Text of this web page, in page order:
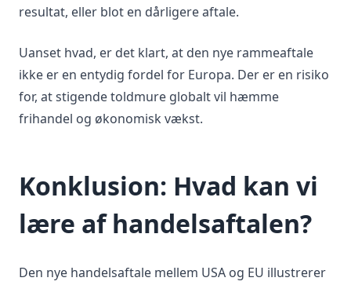
resultat, eller blot en dårligere aftale.
Uanset hvad, er det klart, at den nye rammeaftale
ikke er en entydig fordel for Europa. Der er en risiko
for, at stigende toldmure globalt vil hæmme
frihandel og økonomisk vækst.
Konklusion: Hvad kan vi
lære af handelsaftalen?
Den nye handelsaftale mellem USA og EU illustrerer